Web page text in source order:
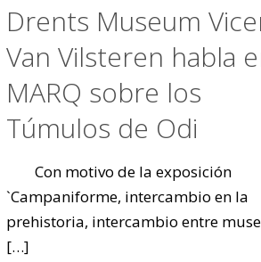
Drents Museum
Van Vilsteren habla
MARQ sobre los
Túmulos de Odi
Con motivo de la exposición
`Campaniforme, intercambio en la
prehistoria, intercambio entre
[…]